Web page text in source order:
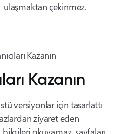
ulaşmaktan çekinmez.
Kazanın
versiyonlar için tasarlattı
ziyaret eden